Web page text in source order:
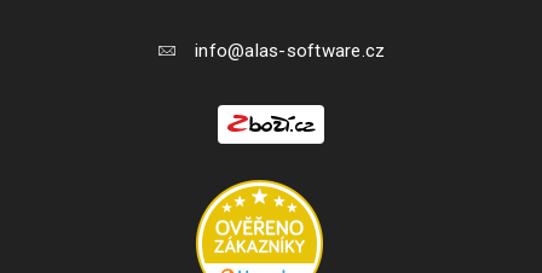
info@alas-software.cz